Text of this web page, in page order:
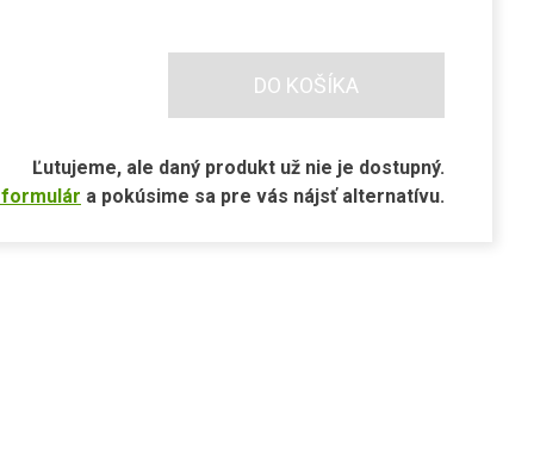
DO KOŠÍKA
Ľutujeme, ale daný produkt už nie je dostupný.
a pokúsime sa pre vás nájsť alternatívu.